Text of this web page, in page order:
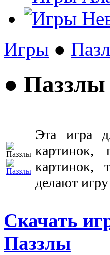
Игры ●
● Паззлы
Эта игра
картинок,
картинок,
делают
Скачать
Паззлы